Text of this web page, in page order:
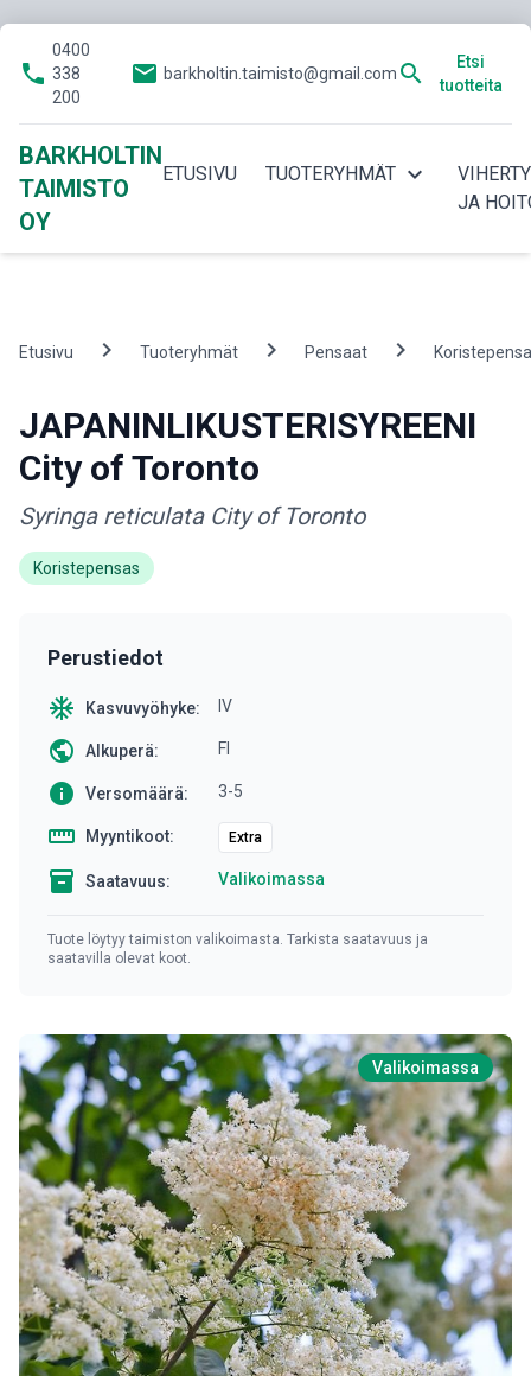
phone
0400
338
200
email barkholtin.taimisto@gmail.com search
Etsi
tuotteita
BARKHOLTIN
TAIMISTO
OY
ETUSIVU TUOTERYHMÄT expand_more
JA
Etusivu chevron_right Tuoteryhmät chevron_right Pensaat chevron_right
JAPANINLIKUSTERISYREENI
City of Toronto
Syringa reticulata City of Toronto
Koristepensas
Perustiedot
ac_unit Kasvuvyöhyke: IV
public Alkuperä: FI
info Versomäärä: 3-5
straighten Myyntikoot: Extra
inventory Saatavuus: Valikoimassa
Tuote löytyy taimiston valikoimasta. Tarkista saatavuus ja
saatavilla olevat koot.
Valikoimassa